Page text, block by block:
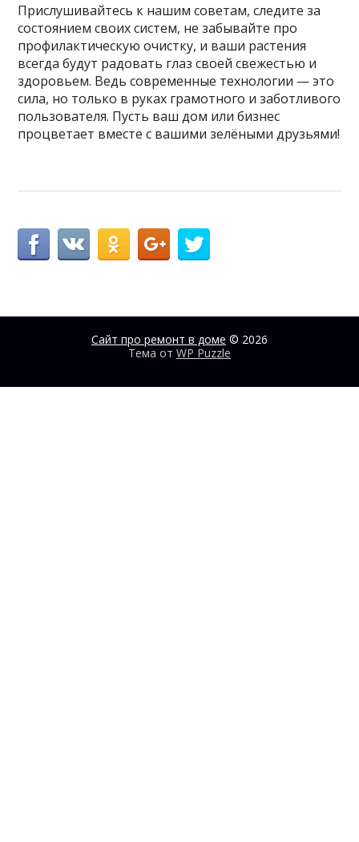
Прислушивайтесь к нашим советам, следите за
состоянием своих систем, не забывайте про
профилактическую очистку, и ваши растения
всегда будут радовать глаз своей свежестью и
здоровьем. Ведь современные технологии — это
сила, но только в руках грамотного и заботливого
пользователя. Пусть ваш дом или бизнес
процветает вместе с вашими зелёными друзьями!
Сайт про ремонт в доме © 2026
Тема от WP Puzzle